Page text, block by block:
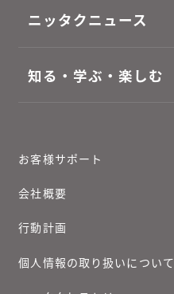
ニッタクニュース
知る・学ぶ・楽しむ
お客様サポート
会社概要
行動計画
個人情報の取り扱いについて